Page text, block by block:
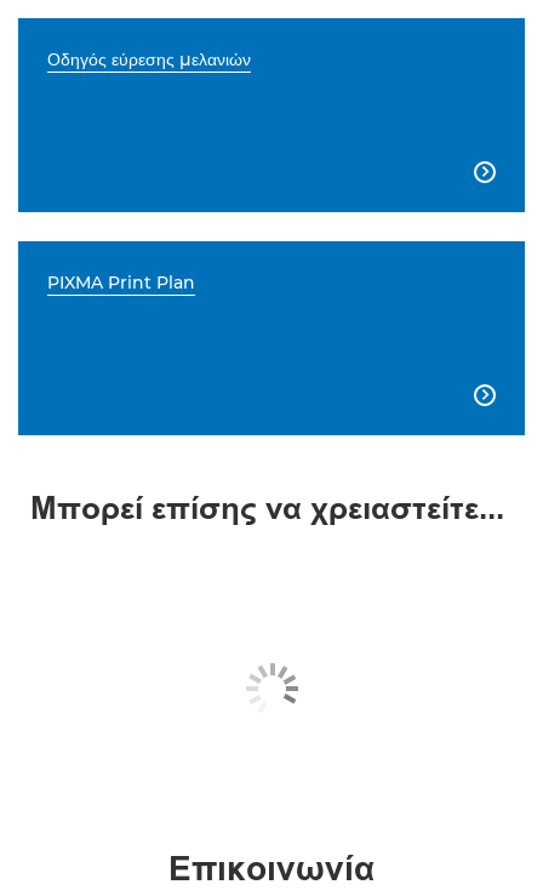
Οδηγός εύρεσης μελανιών

PIXMA Print Plan

Μπορεί επίσης να χρειαστείτε...
Επικοινωνία